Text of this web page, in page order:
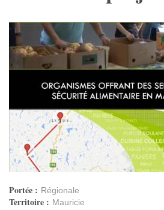
Portée : Régionale
Territoire : Mauricie